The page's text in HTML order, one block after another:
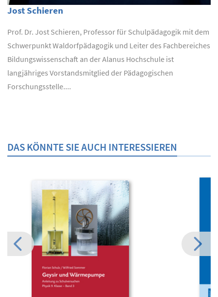
Jost Schieren
Prof. Dr. Jost Schieren, Professor für Schulpädagogik mit dem
Schwerpunkt Waldorfpädagogik und Leiter des Fachbereiches
Bildungswissenschaft an der Alanus Hochschule ist
langjähriges Vorstandsmitglied der Pädagogischen
Forschungsstelle....
DAS KÖNNTE SIE AUCH INTERESSIEREN